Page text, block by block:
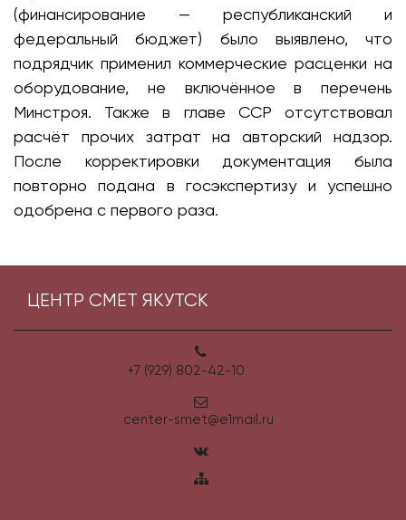
(финансирование — республиканский и
федеральный бюджет) было выявлено, что
подрядчик применил коммерческие расценки на
оборудование, не включённое в перечень
Минстроя. Также в главе ССР отсутствовал
расчёт прочих затрат на авторский надзор.
После корректировки документация была
повторно подана в госэкспертизу и успешно
одобрена с первого раза.
ЦЕНТР СМЕТ ЯКУТСК
+7 (929) 802-42-10
center-smet@e1mail.ru